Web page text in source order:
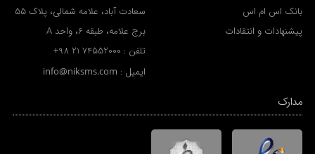
بانک اس ام اس
پیشنهادات و انتقادات
سعادت آباد، علامه شمالی، پلاک 55
برج علامه، طبقه 6، واحد A
تلفن : +98 21 74552000
ایمیل : info@niksms.com
مدارک